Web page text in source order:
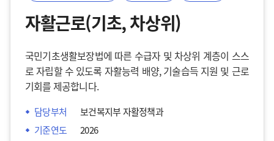
자활근로(기초, 차상위)
국민기초생활보장법에 따른 수급자 및 차상위 계층이 스스
로 자립할 수 있도록 자활능력 배양, 기술습득 지원 및 근로
기회를 제공합니다.
담당부처
보건복지부 자활정책과
기준연도
2026